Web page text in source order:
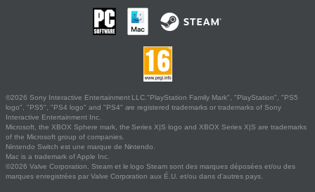
©2026 Sony Interactive Entertainment LLC."PlayStation Family Mark", "PlayStation", "PS5
logo", "PS5", "PS4 logo" and "PS4" are registered trademarks or trademarks of Sony
Interactive Entertainment Inc.
Microsoft, the XBOX Sphere mark, the Series X|S logo and XBOX Series X|S are trademarks
of the Microsoft group of companies.
Nintendo Switch est une marque de Nintendo.
Mac is a trademark of Apple Inc.
©2026 Valve Corporation. Steam et le logo Steam sont des marques déposées et/ou des
marques enregistrées par Valve Corporation aux É.U. et/ou dans d'autres pays.